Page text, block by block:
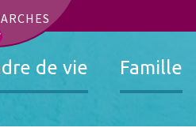
de vie Famille